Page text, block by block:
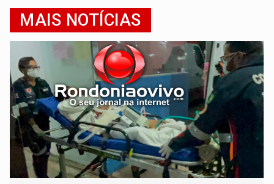
MAIS NOTÍCIAS